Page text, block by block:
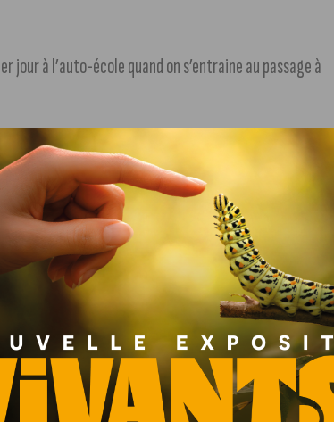
jour à l’auto-école quand on s’entraine au passage à
« Lumière et vision », la Ville de Dijon et la
vérifier la bon fonctionnement de l’éclairage
des autres usagers de la route.
tombe plus tôt. Il est donc important de s’assurer
voir et être vu.
peut réduire très fortement la portion de
éblouir les conducteurs circulant en sens inverse.